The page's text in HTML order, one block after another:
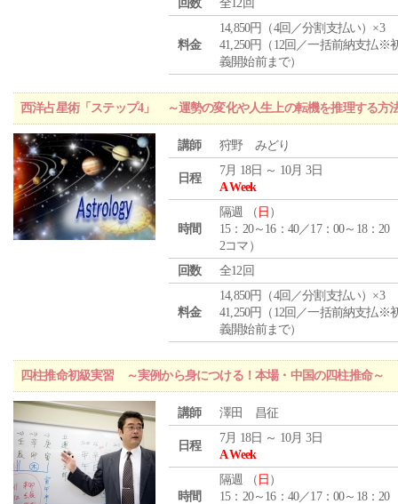
回数
全12回
料金
14,850円（4回／分割支払い）×3
41,250円（12回／一括前納支払※
義開始前まで）
西洋占星術「ステップ4」 ～運勢の変化や人生上の転機を推理する方
講師 狩野 みどり
日程
7月 18日 ～ 10月 3日
A Week
時間
隔週 （ 日 ）
15：20～16：40／17：00～18：20
2コマ）
回数
全12回
料金
14,850円（4回／分割支払い）×3
41,250円（12回／一括前納支払※
義開始前まで）
四柱推命初級実習 ～実例から身につける！本場・中国の四柱推命～
講師 澤田 昌征
日程
7月 18日 ～ 10月 3日
A Week
時間
隔週 （ 日 ）
15：20～16：40／17：00～18：20